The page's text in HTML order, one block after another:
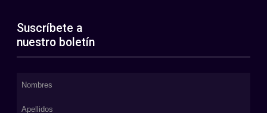
Suscríbete a
nuestro boletín